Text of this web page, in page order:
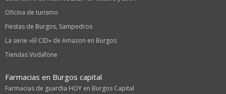
Oficina de turismo
Fiestas de Burgos, Sampedros
La serie «El CID» de Amazon en Burgos
Tiendas Vodafone
Farmacias en Burgos capital
Farmacias de guardia HOY en Burgos Capital